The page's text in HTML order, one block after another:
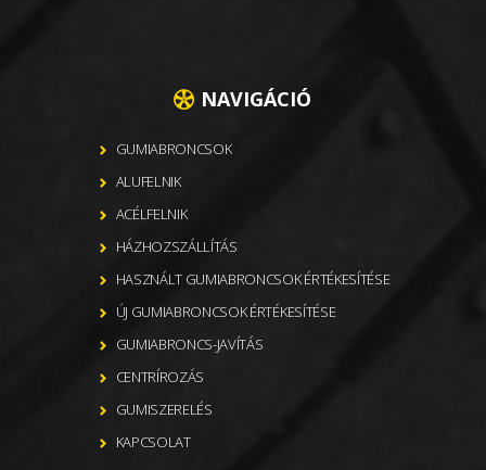
NAVIGÁCIÓ
GUMIABRONCSOK
ALUFELNIK
ACÉLFELNIK
HÁZHOZSZÁLLÍTÁS
HASZNÁLT GUMIABRONCSOK ÉRTÉKESÍTÉSE
ÚJ GUMIABRONCSOK ÉRTÉKESÍTÉSE
GUMIABRONCS-JAVÍTÁS
CENTRÍROZÁS
GUMISZERELÉS
KAPCSOLAT